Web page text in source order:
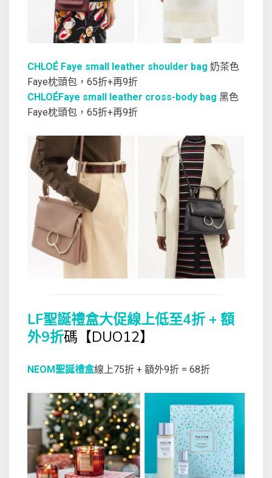
CHLOÉ Faye small leather shoulder bag 奶茶色
Faye枕頭包，65折+再9折
CHLOÉFaye small leather cross-body bag 黑色
Faye枕頭包，65折+再9折
LF聖誕禮盒大促線上低至4折 + 額
外9折碼【DUO12】
NEOM聖誕禮盒線上75折 + 額外9折 = 68折